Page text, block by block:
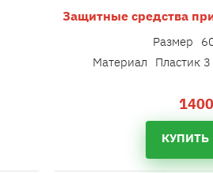
Защитные средства
Размер
Материал Пластик
1400
КУПИТЬ